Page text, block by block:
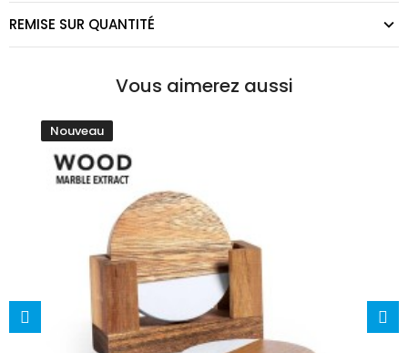
REMISE SUR QUANTITÉ
Vous aimerez aussi
Nouveau